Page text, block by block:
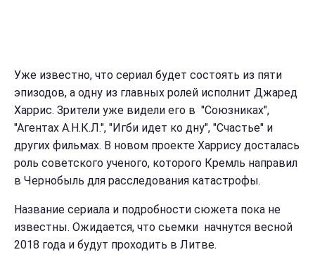
Уже известно, что сериал будет состоять из пяти
эпизодов, а одну из главных ролей исполнит Джаред
Харрис. Зрители уже видели его в "Союзниках",
"Агентах А.Н.К.Л.", "Игби идет ко дну", "Счастье" и
других фильмах. В новом проекте Харрису досталась
роль советского ученого, которого Кремль направил
в Чернобыль для расследования катастрофы.
Название сериала и подробности сюжета пока не
известны. Ожидается, что сьемки начнутся весной
2018 года и будут проходить в Литве.